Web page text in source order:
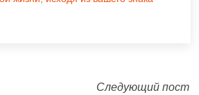
Следующий пост